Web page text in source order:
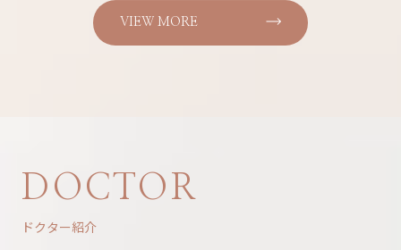
VIEW MORE
DOCTOR
ドクター紹介